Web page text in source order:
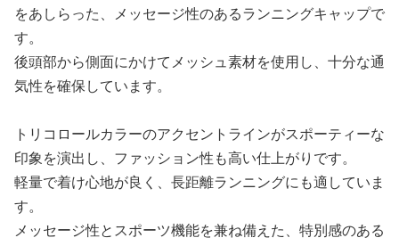
をあしらった、メッセージ性のあるランニングキャップで
す。
後頭部から側面にかけてメッシュ素材を使用し、十分な通
気性を確保しています。
トリコロールカラーのアクセントラインがスポーティーな
印象を演出し、ファッション性も高い仕上がりです。
軽量で着け心地が良く、長距離ランニングにも適していま
す。
メッセージ性とスポーツ機能を兼ね備えた、特別感のある